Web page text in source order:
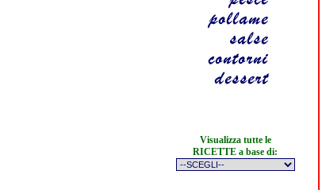
Visualizza tutte le
RICETTE a base di: